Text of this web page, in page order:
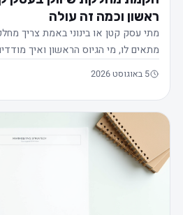
ראשון וכמה זה עולה
מתי עסק קטן או בינוני באמת צריך
מתאים לו, מי הגיוס הראשון ואיך
5 באוגוסט 2026